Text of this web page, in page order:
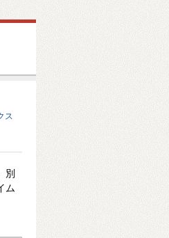
ス
別
ム